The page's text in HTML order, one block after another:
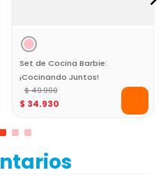
Set de Cocina Barbie:
¡Cocinando Juntos!
$ 49.900
$ 34.930